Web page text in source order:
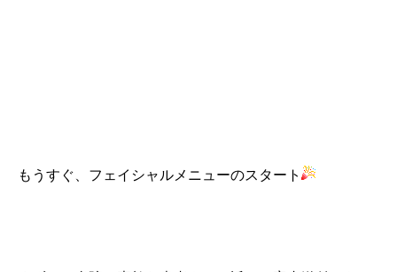
もうすぐ、フェイシャルメニューのスタート